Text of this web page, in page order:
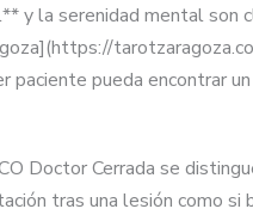
y la serenidad mental son
pueda encontrar
Doctor Cerrada se
tras una lesión como si